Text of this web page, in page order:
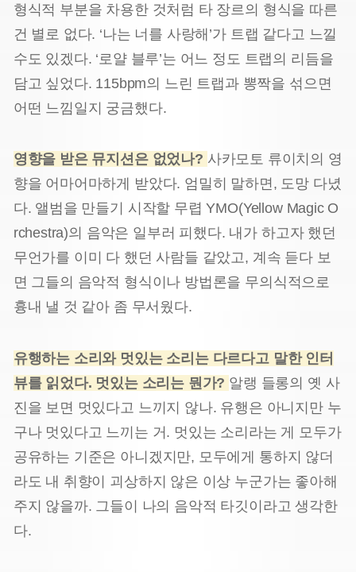
형식적 부분을 차용한 것처럼 타 장르의 형식을 따른
건 별로 없다. ‘나는 너를 사랑해’가 트랩 같다고 느낄
수도 있겠다. ‘로얄 블루’는 어느 정도 트랩의 리듬을
담고 싶었다. 115bpm의 느린 트랩과 뽕짝을 섞으면
어떤 느낌일지 궁금했다.
영향을 받은 뮤지션은 없었나? 사카모토 류이치의 영
향을 어마어마하게 받았다. 엄밀히 말하면, 도망 다녔
다. 앨범을 만들기 시작할 무렵 YMO(Yellow Magic O
rchestra)의 음악은 일부러 피했다. 내가 하고자 했던
무언가를 이미 다 했던 사람들 같았고, 계속 듣다 보
면 그들의 음악적 형식이나 방법론을 무의식적으로
흉내 낼 것 같아 좀 무서웠다.
유행하는 소리와 멋있는 소리는 다르다고 말한 인터
뷰를 읽었다. 멋있는 소리는 뭔가? 알랭 들롱의 옛 사
진을 보면 멋있다고 느끼지 않나. 유행은 아니지만 누
구나 멋있다고 느끼는 거. 멋있는 소리라는 게 모두가
공유하는 기준은 아니겠지만, 모두에게 통하지 않더
라도 내 취향이 괴상하지 않은 이상 누군가는 좋아해
주지 않을까. 그들이 나의 음악적 타깃이라고 생각한
다.